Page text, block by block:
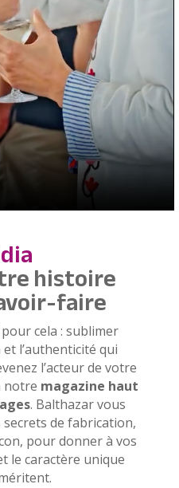
histoire
faire
cela : sublimer
l’authenticité qui
l’acteur de votre
notre magazine haut
. Balthazar vous
de fabrication,
pour donner à vos
le caractère unique